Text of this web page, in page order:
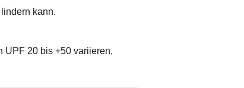
kann.
UPF 20 bis +50 variieren,